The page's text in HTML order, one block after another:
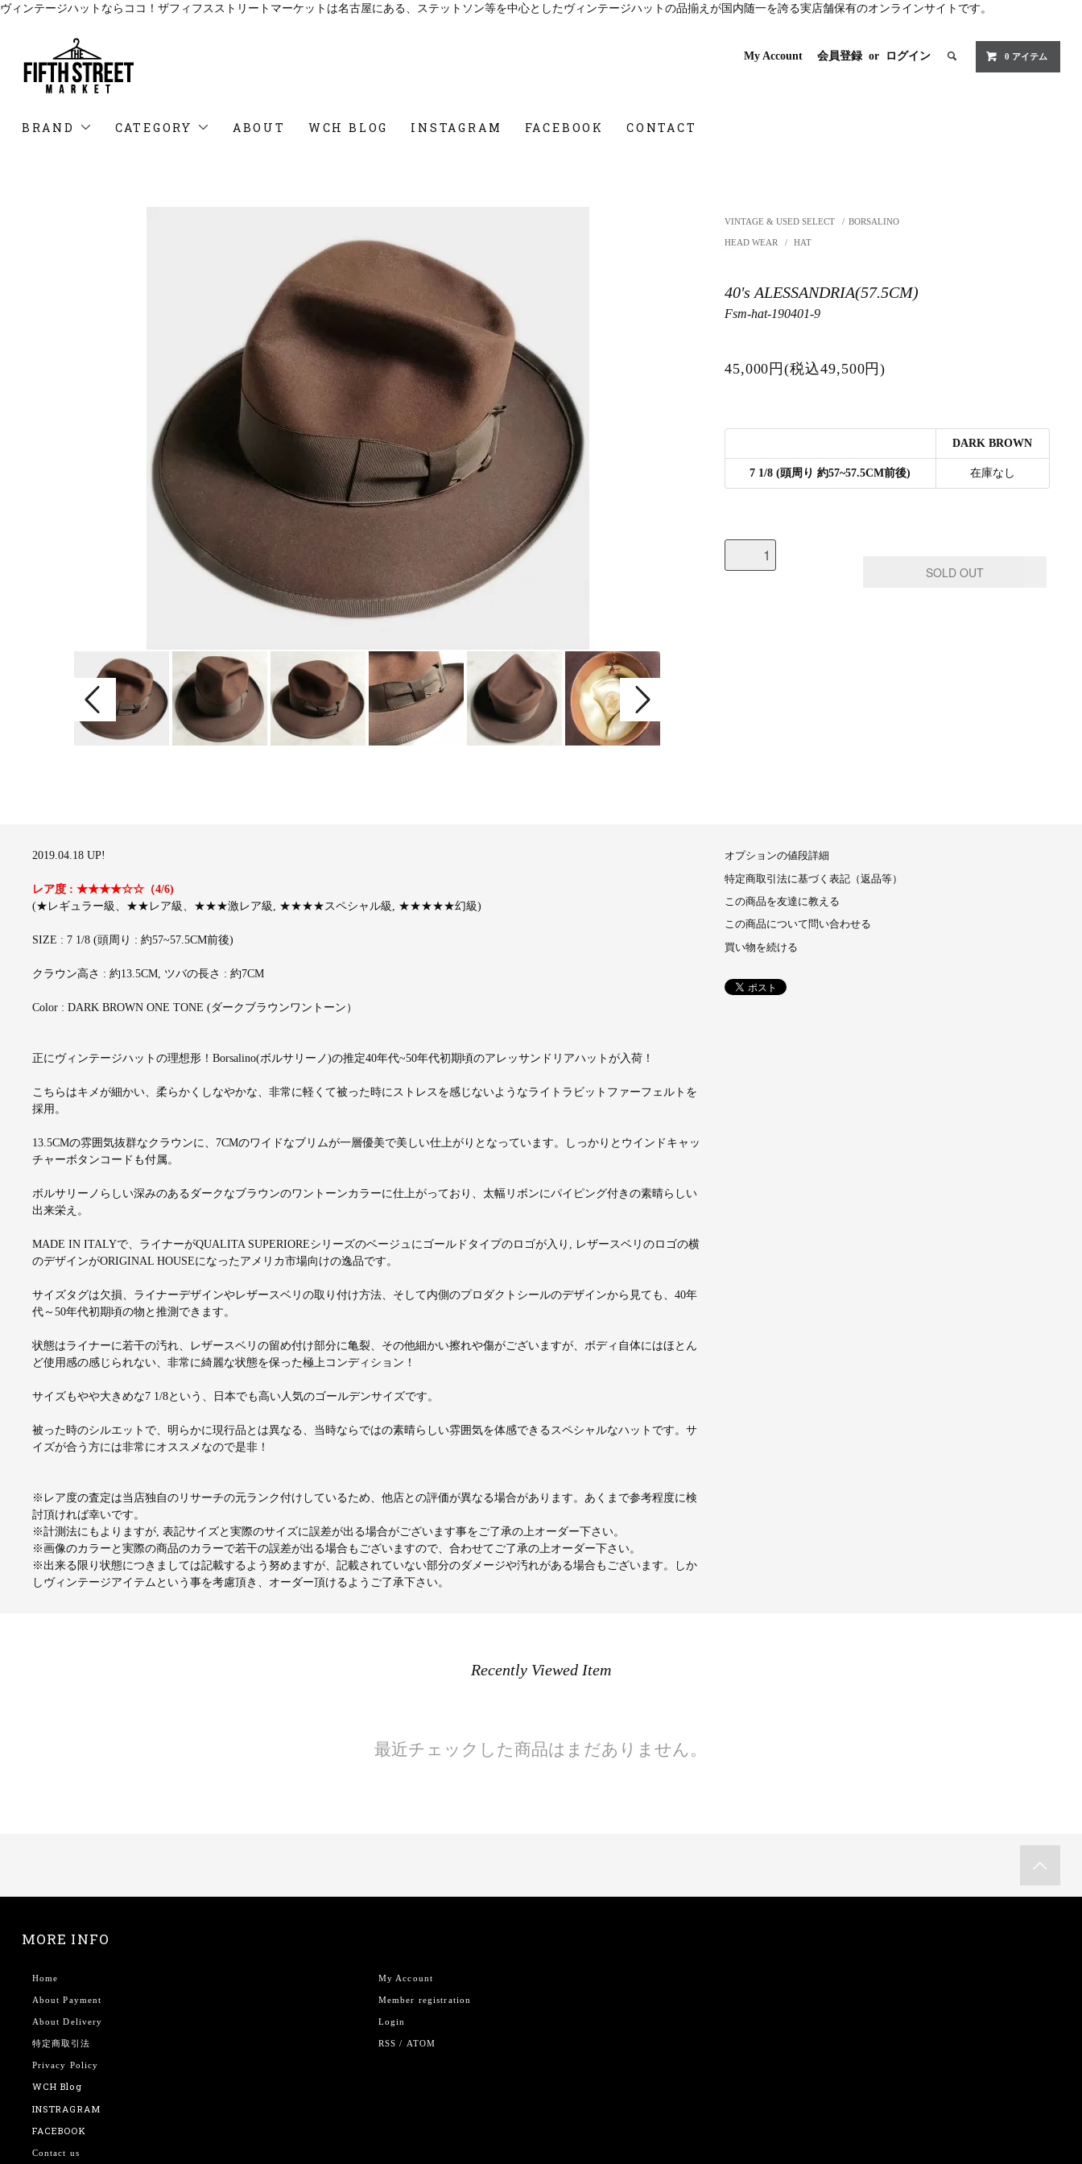
ヴィンテージハットならココ！ザフィフスストリートマーケットは名古屋にある、ステットソン等を中心としたヴィンテージハットの品揃えが国内随一を誇る実店舗保有のオンラインサイトです。
My Account 会員登録 or ログイン 0 アイテム
BRAND CATEGORY ABOUT WCH BLOG INSTAGRAM FACEBOOK CONTACT
VINTAGE & USED SELECT / BORSALINO
HEAD WEAR / HAT
40's ALESSANDRIA(57.5CM)
Fsm-hat-190401-9
45,000円(税込49,500円)
DARK BROWN
7 1/8 (頭周り 約57~57.5CM前後) 在庫なし
2019.04.18 UP!
レア度 : ★★★★☆☆（4/6)
(★レギュラー級、★★レア級、★★★激レア級, ★★★★スペシャル級, ★★★★★幻級)
SIZE : 7 1/8 (頭周り : 約57~57.5CM前後)
クラウン高さ : 約13.5CM, ツバの長さ : 約7CM
Color : DARK BROWN ONE TONE (ダークブラウンワントーン）
正にヴィンテージハットの理想形！Borsalino(ボルサリーノ)の推定40年代~50年代初期頃のアレッサンドリアハットが入荷！
こちらはキメが細かい、柔らかくしなやかな、非常に軽くて被った時にストレスを感じないようなライトラビットファーフェルトを
採用。
13.5CMの雰囲気抜群なクラウンに、7CMのワイドなブリムが一層優美で美しい仕上がりとなっています。しっかりとウインドキャッ
チャーボタンコードも付属。
ボルサリーノらしい深みのあるダークなブラウンのワントーンカラーに仕上がっており、太幅リボンにパイピング付きの素晴らしい
出来栄え。
MADE IN ITALYで、ライナーがQUALITA SUPERIOREシリーズのベージュにゴールドタイプのロゴが入り, レザースベリのロゴの横
のデザインがORIGINAL HOUSEになったアメリカ市場向けの逸品です。
サイズタグは欠損、ライナーデザインやレザースベリの取り付け方法、そして内側のプロダクトシールのデザインから見ても、40年
代～50年代初期頃の物と推測できます。
状態はライナーに若干の汚れ、レザースベリの留め付け部分に亀裂、その他細かい擦れや傷がございますが、ボディ自体にはほとん
ど使用感の感じられない、非常に綺麗な状態を保った極上コンディション！
サイズもやや大きめな7 1/8という、日本でも高い人気のゴールデンサイズです。
被った時のシルエットで、明らかに現行品とは異なる、当時ならではの素晴らしい雰囲気を体感できるスペシャルなハットです。サ
イズが合う方には非常にオススメなので是非！
※レア度の査定は当店独自のリサーチの元ランク付けしているため、他店との評価が異なる場合があります。あくまで参考程度に検
討頂ければ幸いです。
※計測法にもよりますが, 表記サイズと実際のサイズに誤差が出る場合がございます事をご了承の上オーダー下さい。
※画像のカラーと実際の商品のカラーで若干の誤差が出る場合もございますので、合わせてご了承の上オーダー下さい。
※出来る限り状態につきましては記載するよう努めますが、記載されていない部分のダメージや汚れがある場合もございます。しか
しヴィンテージアイテムという事を考慮頂き、オーダー頂けるようご了承下さい。
オプションの値段詳細
特定商取引法に基づく表記（返品等）
この商品を友達に教える
この商品について問い合わせる
買い物を続ける
Recently Viewed Item
最近チェックした商品はまだありません。
MORE INFO
Home
About Payment
About Delivery
特定商取引法
Privacy Policy
WCH Blog
INSTRAGRAM
FACEBOOK
Contact us
My Account
Member registration
Login
RSS / ATOM